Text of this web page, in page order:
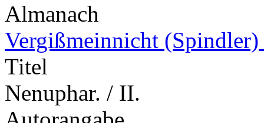
Almanach
Vergißmeinnicht (Spindler)
Titel
Nenuphar. / II.